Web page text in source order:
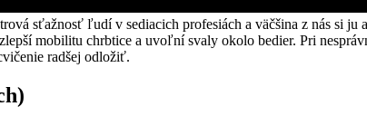
sťažnosť ľudí v sediacich profesiách a väčšina z nás si ju
mobilitu chrbtice a uvoľní svaly okolo bedier. Pri
radšej odložiť.